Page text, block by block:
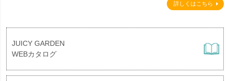
詳しくはこちら
JUICY GARDEN
WEBカタログ